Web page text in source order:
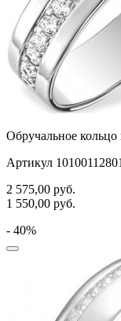
Обручальное кольцо
Артикул 10100112801
2 575,00 руб.
1 550,00 руб.
- 40%